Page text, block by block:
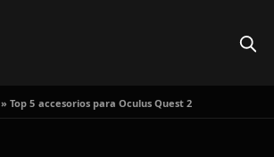
»Top 5 accesorios para Oculus Quest 2